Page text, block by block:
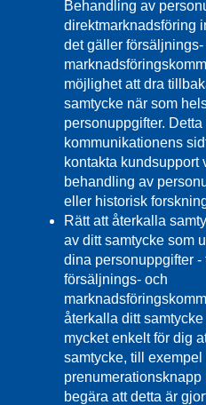
Behandling av
direktmarknadsföring
det gäller försäljnings-
möjlighet att dra
samtycke när som
personuppgifter.
kommunikationens
kontakta kundsupport
behandling av
eller historisk
Rätt att återkalla
av ditt samtycke som
dina personuppgifter
försäljnings- och
återkalla ditt
mycket enkelt för dig
samtycke, till exempel
prenumerationsknapp
begära att detta är